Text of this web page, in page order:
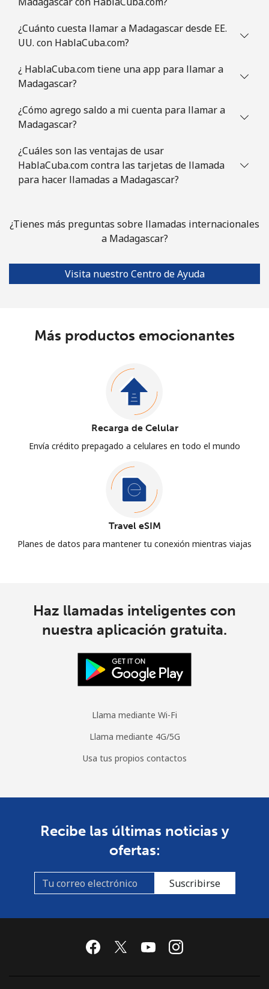
¿Cuánto cuesta llamar a Madagascar desde EE.
UU. con HablaCuba.com?
¿ HablaCuba.com tiene una app para llamar a
Madagascar?
¿Cómo agrego saldo a mi cuenta para llamar a
Madagascar?
¿Cuáles son las ventajas de usar
HablaCuba.com contra las tarjetas de llamada
para hacer llamadas a Madagascar?
¿Tienes más preguntas sobre llamadas internacionales
a Madagascar?
Visita nuestro Centro de Ayuda
Más productos emocionantes
Recarga de Celular
Envía crédito prepagado a celulares en todo el mundo
Travel eSIM
Planes de datos para mantener tu conexión mientras viajas
Haz llamadas inteligentes con
nuestra aplicación gratuita.
Llama mediante Wi-Fi
Llama mediante 4G/5G
Usa tus propios contactos
Recibe las últimas noticias y
ofertas:
Suscribirse